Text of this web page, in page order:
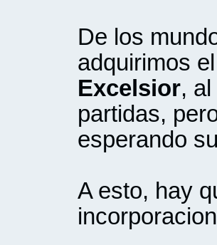
De los
adquirimos
Excelsior,
partidas,
esperando
A esto, hay